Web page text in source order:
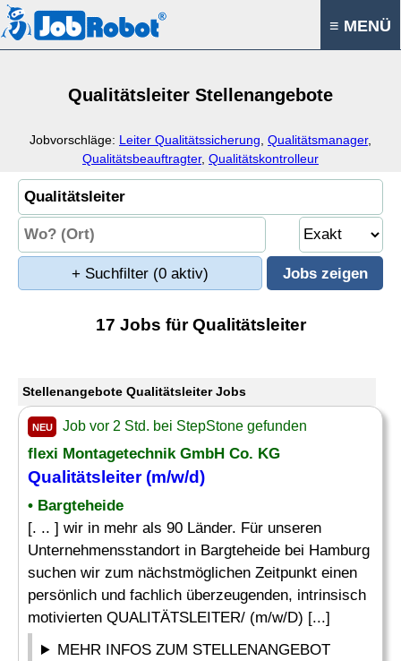
≡ MENÜ
Qualitätsleiter Stellenangebote
Jobvorschläge: Leiter Qualitätssicherung Qualitätsmanager,
Qualitätsbeauftragter, Qualitätskontrolleur
+ Suchfilter (0 aktiv)
17 Jobs für Qualitätsleiter
Stellenangebote Qualitätsleiter Jobs
NEU Job vor 2 Std. bei StepStone gefunden
flexi Montagetechnik GmbH Co. KG
Qualitätsleiter(m/w/d)
• Bargteheide
[. .. ] wir in mehr als 90 Länder. Für unseren
Unternehmensstandort in Bargteheide bei Hamburg
suchen wir zum nächstmöglichen Zeitpunkt einen
persönlich und fachlich überzeugenden, intrinsisch
motivierten QUALITÄTSLEITER/ (m/w/D) [...]
MEHR INFOS ZUM STELLENANGEBOT